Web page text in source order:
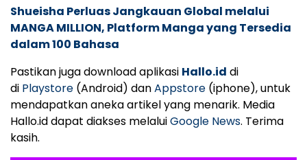
Shueisha Perluas Jangkauan Global melalui
MANGA MILLION, Platform Manga yang Tersedia
dalam 100 Bahasa
Pastikan juga download aplikasi Hallo.id di
di Playstore (Android) danAppstore (iphone), untuk
mendapatkan aneka artikel yang menarik. Media
Hallo.id dapat diakses melaluiGoogle News. Terima
kasih.